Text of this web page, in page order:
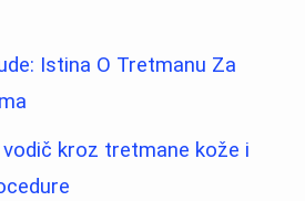
Istina O Tretmanu Za
vodič kroz tretmane kože i